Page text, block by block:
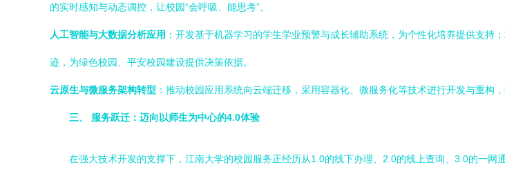
的实时感知与动态调控，让校园“会呼吸、能思考”。
人工智能与大数据分析应用 ：开发基于机器学习的学生学业预警与成长辅助系统，为个性化培养提供支
迹，为绿色校园、平安校园建设提供决策依据。
云原生与微服务架构转型 ：推动校园应用系统向云端迁移，采用容器化、微服务化等技术进行开发与重构
三、 服务跃迁：迈向以师生为中心的4.0体验
在强大技术开发的支撑下，江南大学的校园服务正经历从1.0的线下办理、2.0的线上查询、3.0的一网